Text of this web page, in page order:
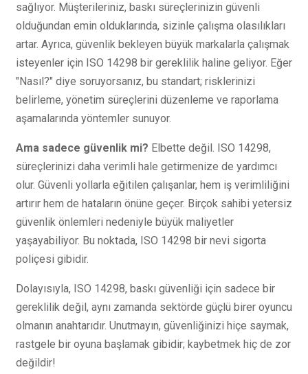
sağlıyor. Müşterileriniz, baskı süreçlerinizin güvenli
olduğundan emin olduklarında, sizinle çalışma olasılıkları
artar. Ayrıca, güvenlik bekleyen büyük markalarla çalışmak
isteyenler için ISO 14298 bir gereklilik haline geliyor. Eğer
"Nasıl?" diye soruyorsanız, bu standart; risklerinizi
belirleme, yönetim süreçlerini düzenleme ve raporlama
aşamalarında yöntemler sunuyor.
Ama sadece güvenlik mi? Elbette değil. ISO 14298,
süreçlerinizi daha verimli hale getirmenize de yardımcı
olur. Güvenli yollarla eğitilen çalışanlar, hem iş verimliliğini
artırır hem de hataların önüne geçer. Birçok sahibi yetersiz
güvenlik önlemleri nedeniyle büyük maliyetler
yaşayabiliyor. Bu noktada, ISO 14298 bir nevi sigorta
poliçesi gibidir.
Dolayısıyla, ISO 14298, baskı güvenliği için sadece bir
gereklilik değil, aynı zamanda sektörde güçlü birer oyuncu
olmanın anahtarıdır. Unutmayın, güvenliğinizi hiçe saymak,
rastgele bir oyuna başlamak gibidir; kaybetmek hiç de zor
değildir!